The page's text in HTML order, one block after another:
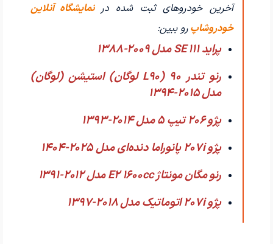
آخرین خودروهای ثبت شده در نمایشگاه آنلاین
خودروشاپرو ببین:
پراید 111 SE مدل 2009-1388
رنو تندر 90 (L90 لوگان) استیشن (لوگان)
مدل 2015-1394
پژو 206 تیپ ۵ مدل 2014-1393
پژو 207i پانوراما دنده‌ای مدل 2025-1404
رنو مگان مونتاژ E2 1600cc مدل 2012-1391
پژو 207i اتوماتیک مدل 2018-1397